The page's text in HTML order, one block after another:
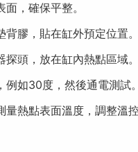
，確保平整。
背膠，貼在缸外預定位置。
探頭，放在缸內熱點區域。
例如30度，然後通電測試。
量熱點表面溫度，調整溫